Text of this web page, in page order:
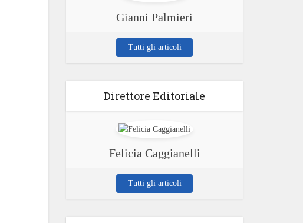
Gianni Palmieri
Tutti gli articoli
Direttore Editoriale
Felicia Caggianelli
Tutti gli articoli